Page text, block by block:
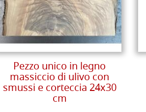
Pezzo unico in legno
massiccio di ulivo con
smussi e corteccia 24x30
cm